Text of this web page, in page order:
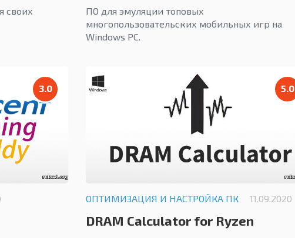
своих
ПО для эмуляции топовых
многопользовательских мобильных игр на
Windows PC.
3.0 5.0
ОПТИМИЗАЦИЯ И НАСТРОЙКА ПК 11.09.2020
DRAM Calculator for Ryzen